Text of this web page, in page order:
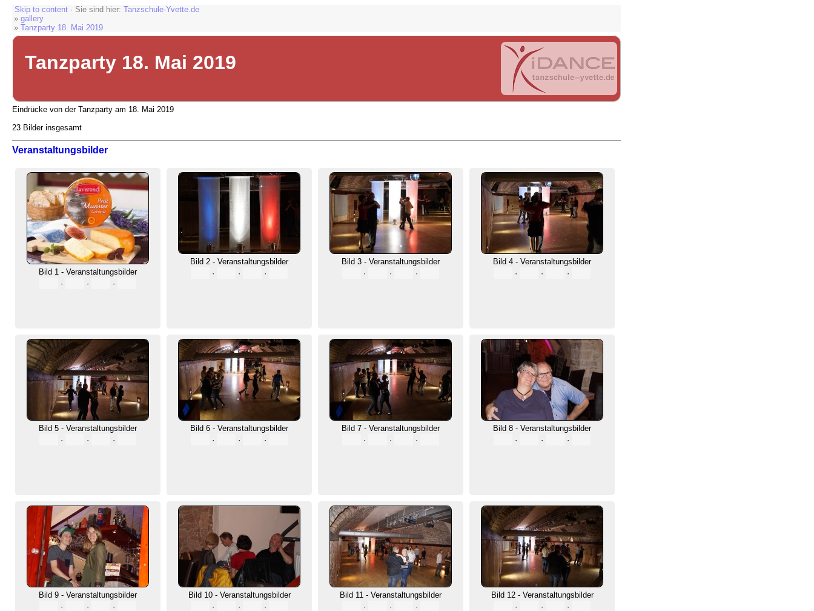
Skip to content · Sie sind hier: Tanzschule-Yvette.de
» gallery
» Tanzparty 18. Mai 2019
Tanzparty 18. Mai 2019
Eindrücke von der Tanzparty am 18. Mai 2019
23 Bilder insgesamt
Veranstaltungsbilder
Bild 1 - Veranstaltungsbilder
·
· ·
Bild 2 - Veranstaltungsbilder
·
· ·
Bild 3 - Veranstaltungsbilder
·
· ·
Bild 4 - Veranstaltungsbilder
·
· ·
Bild 5 - Veranstaltungsbilder
·
· ·
Bild 6 - Veranstaltungsbilder
·
· ·
Bild 7 - Veranstaltungsbilder
·
· ·
Bild 8 - Veranstaltungsbilder
·
· ·
Bild 9 - Veranstaltungsbilder
·
· ·
Bild 10 - Veranstaltungsbilder
·
· ·
Bild 11 - Veranstaltungsbilder
·
· ·
Bild 12 - Veranstaltungsbilder
·
· ·